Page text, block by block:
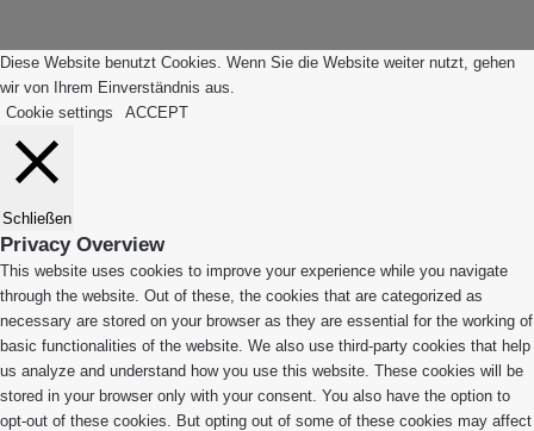
Diese Website benutzt Cookies. Wenn Sie die Website weiter nutzt, gehen
wir von Ihrem Einverständnis aus.
Cookie settings
ACCEPT
Schließen
Privacy Overview
This website uses cookies to improve your experience while you navigate
through the website. Out of these, the cookies that are categorized as
necessary are stored on your browser as they are essential for the working of
basic functionalities of the website. We also use third-party cookies that help
us analyze and understand how you use this website. These cookies will be
stored in your browser only with your consent. You also have the option to
opt-out of these cookies. But opting out of some of these cookies may affect